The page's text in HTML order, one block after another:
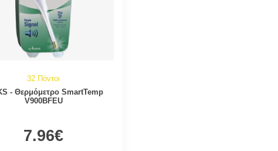
32 Πόντοι
- Θερμόμετρο SmartTemp
V900BFEU
7.96€